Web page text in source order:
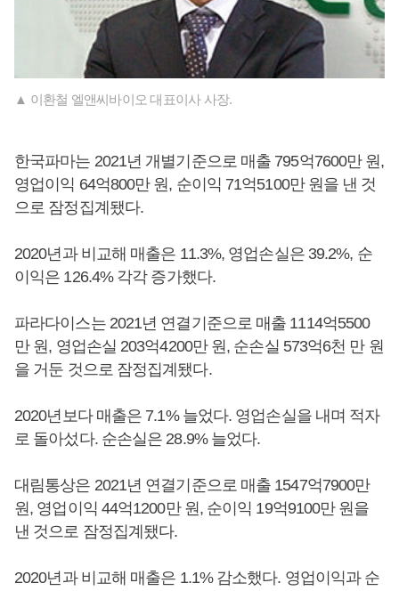
▲ 이환철 엘앤씨바이오 대표이사 사장.
한국파마는 2021년 개별기준으로 매출 795억7600만 원,
영업이익 64억800만 원, 순이익 71억5100만 원을 낸 것
으로 잠정집계됐다.
2020년과 비교해 매출은 11.3%, 영업손실은 39.2%, 순
이익은 126.4% 각각 증가했다.
파라다이스는 2021년 연결기준으로 매출 1114억5500
만 원, 영업손실 203억4200만 원, 순손실 573억6천 만 원
을 거둔 것으로 잠정집계됐다.
2020년보다 매출은 7.1% 늘었다. 영업손실을 내며 적자
로 돌아섰다. 순손실은 28.9% 늘었다.
대림통상은 2021년 연결기준으로 매출 1547억7900만
원, 영업이익 44억1200만 원, 순이익 19억9100만 원을
낸 것으로 잠정집계됐다.
2020년과 비교해 매출은 1.1% 감소했다. 영업이익과 순